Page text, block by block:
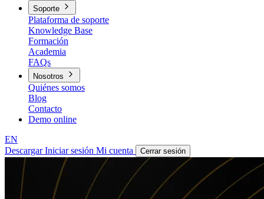
Soporte
Plataforma de soporte
Knowledge Base
Formación
Academia
FAQs
Nosotros
Quiénes somos
Blog
Contacto
Demo online
EN
DescargarIniciar sesión Mi cuenta Cerrar sesión